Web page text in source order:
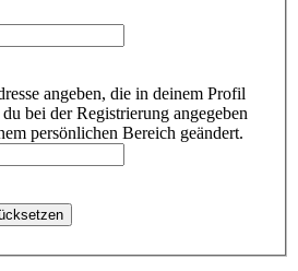
angeben, die in deinem Profil
bei der Registrierung angegeben
persönlichen Bereich geändert.